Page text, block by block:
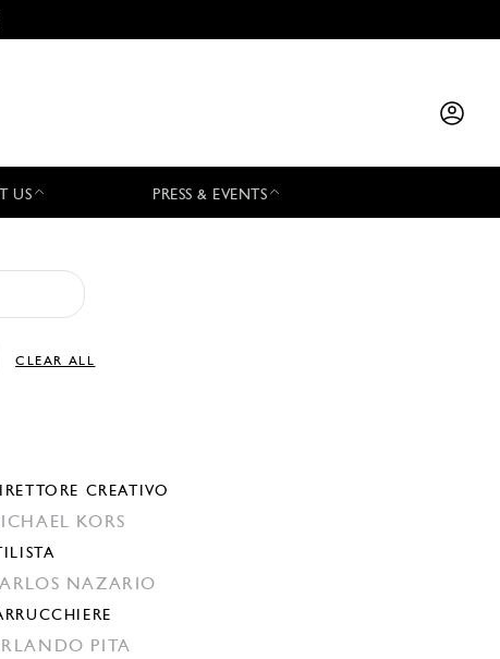
US PRESS & EVENTS
CLEAR ALL
CREATIVO
KORS
NAZARIO
PITA